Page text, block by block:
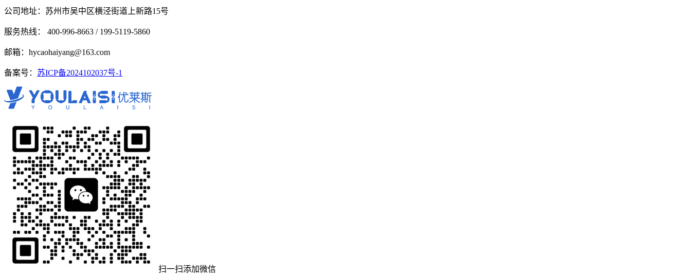
公司地址：苏州市吴中区横泾街道上新路15号
服务热线： 400-996-8663 / 199-5119-5860
邮箱：hycaohaiyang@163.com
备案号： 苏ICP备2024102037号-1
扫一扫添加微信